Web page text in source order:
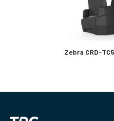
Zebra CRD-